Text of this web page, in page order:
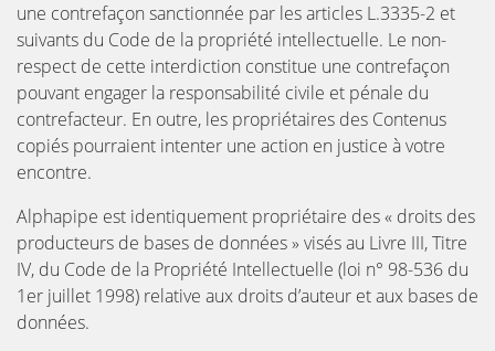
une contrefaçon sanctionnée par les articles L.3335-2 et
suivants du Code de la propriété intellectuelle. Le non-
respect de cette interdiction constitue une contrefaçon
pouvant engager la responsabilité civile et pénale du
contrefacteur. En outre, les propriétaires des Contenus
copiés pourraient intenter une action en justice à votre
encontre.
Alphapipe est identiquement propriétaire des « droits des
producteurs de bases de données » visés au Livre III, Titre
IV, du Code de la Propriété Intellectuelle (loi n° 98-536 du
1er juillet 1998) relative aux droits d’auteur et aux bases de
données.